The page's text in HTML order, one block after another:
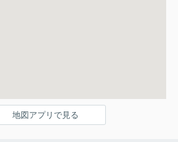
地図アプリで見る